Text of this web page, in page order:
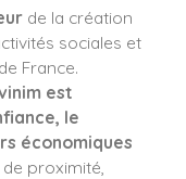
de la création
sociales et
France.
est
le
économiques
proximité,